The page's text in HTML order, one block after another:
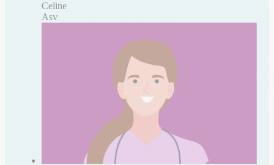
Celine
Asv